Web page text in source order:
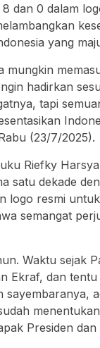
dan 0 dalam
yang
mungkin
hadirkan
tapi
(23/7/2025).
Riefky
satu dekade
logo resmi
semangat
Waktu sejak
Ekraf, dan
Presiden